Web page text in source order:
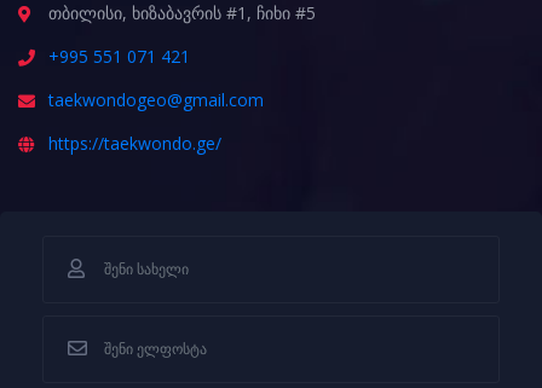
თბილისი, ხიზაბავრის #1, ჩიხი #5
+995 551 071 421
taekwondogeo@gmail.com
https://taekwondo.ge/